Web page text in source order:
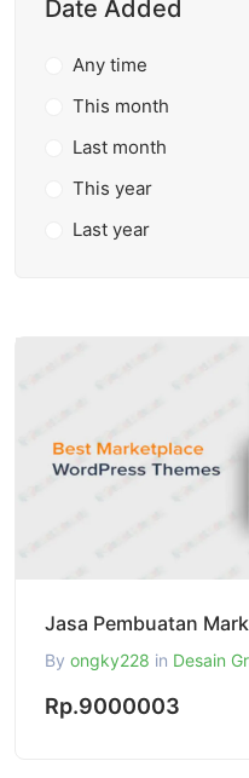
Date Added
Any time
This month
Last month
This year
Last year
Jasa Pembuatan
By ongky228 in Desain
Rp.9000003